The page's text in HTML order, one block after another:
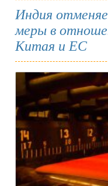
Индия
меры в
Китая и ЕС